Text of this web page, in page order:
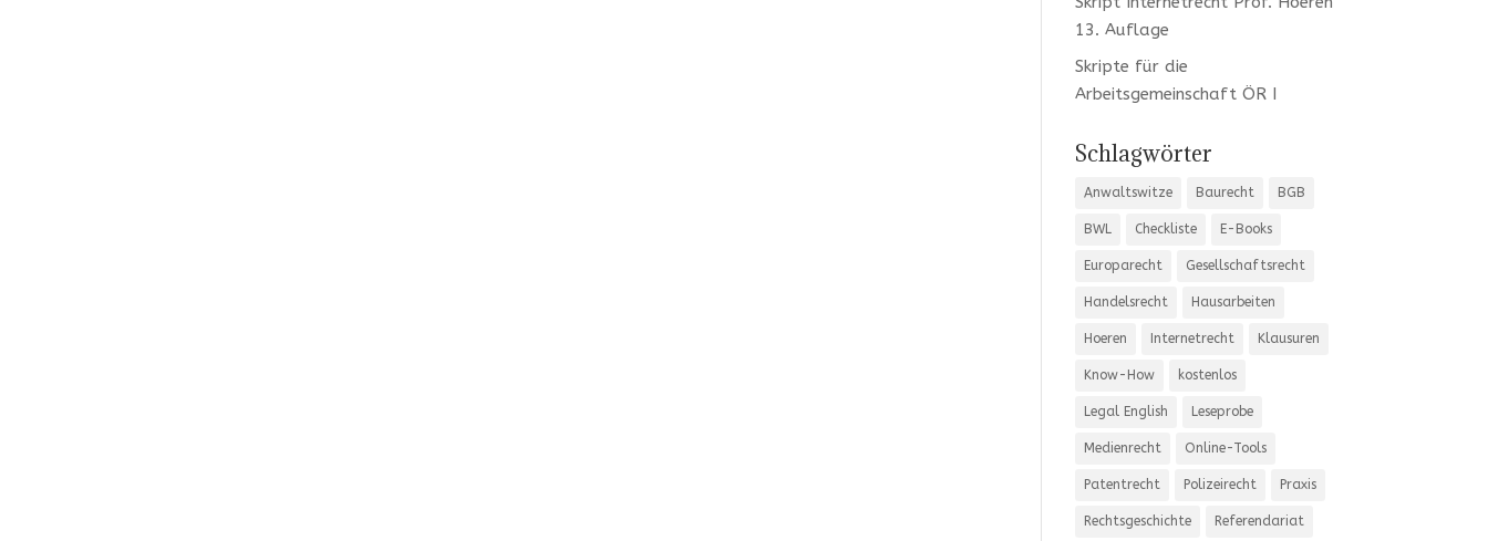
13. Auflage
Skripte für die
Arbeitsgemeinschaft ÖR I
Schlagwörter
Anwaltswitze Baurecht BGB
BWL Checkliste E-Books
Europarecht Gesellschaftsrecht
Handelsrecht Hausarbeiten
Hoeren Internetrecht Klausuren
Know-How kostenlos
Legal English Leseprobe
Medienrecht Online-Tools
Patentrecht Polizeirecht Praxis
Rechtsgeschichte Referendariat